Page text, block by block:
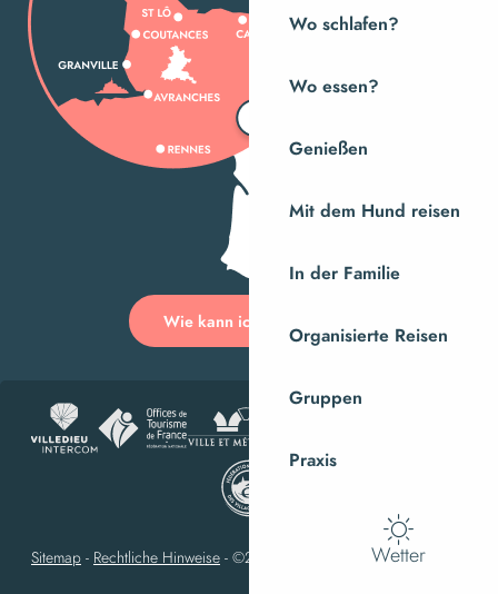
Wo schlafen?
Wo essen?
Genießen
Mit dem Hund reisen
In der Familie
Organisierte Reisen
Gruppen
Praxis
Wetter
Wie kann ich kommen?
Sitemap - Rechtliche Hinweise - ©2023 Villedieu-les-Poêles Intercom